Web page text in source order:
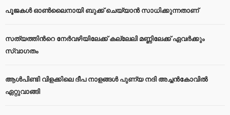
പൂജകൾ ഓൺലൈനായി ബുക്ക് ചെയ്യാൻ സാധിക്കുന്നതാണ്
സത്യത്തിന്‍റെ നേര്‍വഴിയിലേക്ക് കല്ലേലി മണ്ണിലേക്ക് ഏവർക്കും
സ്വാഗതം
ആൾപിണ്ടി വിളക്കിലെ ദീപ നാളങ്ങൾ പുണ്യ നദി അച്ചൻകോവിൽ
ഏറ്റുവാങ്ങി